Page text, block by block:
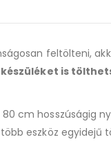
feltölteni,
készüléket is
cm hosszúságig
eszköz